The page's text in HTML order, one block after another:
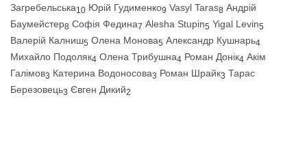
Загребельська10 Юрій Гудименко9 Vasyl Taras8 Андрій
Баумейстер8 Софія Федина7 Alesha Stupin5 Yigal Levin5
Валерій Калниш5 Олена Монова5 Александр Кушнарь4
Михайло Подоляк4 Олена Трибушна4 Роман Донік4 Акім
Галімов3 Катерина Водоносова3 Роман Шрайк3 Тарас
Березовець3 Євген Дикий2